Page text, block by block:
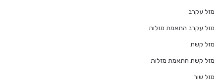
מזל עקרב
מזל עקרב התאמת מזלות
מזל קשת
מזל קשת התאמת מזלות
מזל שור